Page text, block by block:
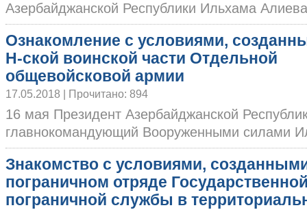
Азербайджанской Республики Ильхама
Ознакомление с условиями,
Н-ской воинской части Отдельной
общевойсковой армии
17.05.2018 | Прочитано: 894
16 мая Президент Азербайджанской
главнокомандующий Вооруженными силами
Знакомство с условиями,
пограничном отряде
пограничной службы в